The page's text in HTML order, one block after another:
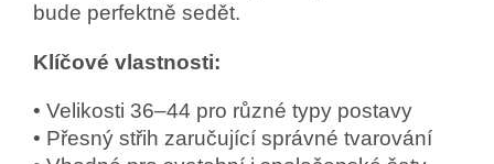
bude perfektně sedět.
Klíčové vlastnosti:
• Velikosti 36–44 pro různé typy postavy
• Přesný střih zaručující správné tvarování